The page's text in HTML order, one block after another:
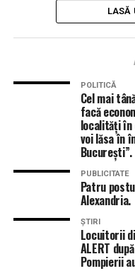
LASĂ
POLITICĂ
Cel mai
facă
localități în
voi lăsa în
București”.
PUBLICITATE
Patru
Alexandria.
ȘTIRI
Locuitorii
ALERT
Pompierii